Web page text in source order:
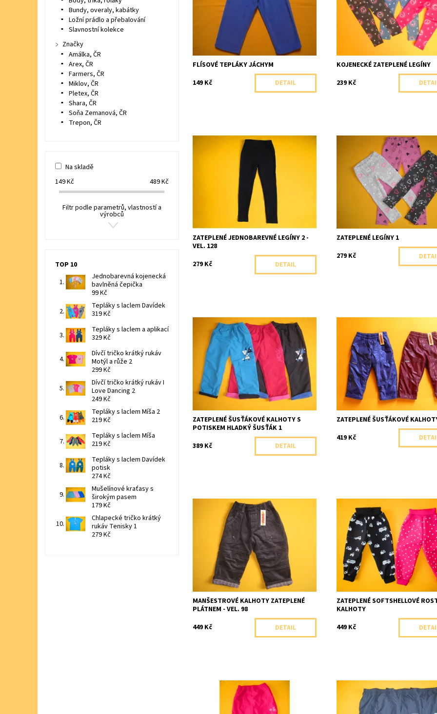
FLÍSOVÉ TEPLÁKY JÁCHYM
149 Kč
DETAIL
Značka:
Arex, ČR
KOJENECKÉ ZATEPLENÉ LEGÍNY
239 Kč
Jednobarevné zateplené legíny s
vysokým podílem bavlny.
Skladem 1 ks
Arex, ČR
ZATEPLENÉ JEDNOBAREVNÉ LEGÍNY 2 -
VEL. 128
279 Kč
DETAIL
Zateplené legíny s vysokým
bavlny zdobené potiskem.
Dostupnost:
Skladem 1 ks
Značka:
Arex, ČR
ZATEPLENÉ LEGÍNY 1
279 Kč
Praktické zateplené šusťákové kalhoty
fleesem, zdobené potiskem.
Dostupnost:
Skladem 1 ks
Značka:
Arex, ČR
ZATEPLENÉ ŠUSŤÁKOVÉ KALHOTY S
POTISKEM HLADKÝ ŠUSŤÁK 1
389 Kč
DETAIL
Šusťákové kalhoty podšité flísem
Dostupnost:
Skladem 1 ks
Značka:
Shara, ČR
ZATEPLENÉ ŠUSŤÁKOVÉ
419 Kč
Zateplené manšestrové kalhoty s
plátěnou podšívkou.
Dostupnost:
Skladem 1 ks
Shara, ČR
MANŠESTROVÉ KALHOTY ZATEPLENÉ
PLÁTNEM - VEL. 98
449 Kč
DETAIL
Zateplené softshellové rostoucí
pro nejmenší s reflexními prvky
Dostupnost:
Skladem 1 ks
Značka:
Arex, ČR
ZATEPLENÉ SOFTSHELLOVÉ
KALHOTY
449 Kč
Šusťákové kalhoty do pasu s potiskem
zateplené flísem.
Praktické zateplené šusťákové
fleesem, zdobené nášivkou.
Bundy, overaly, kabátky
Ložní prádlo a přebalování
Slavnostní kolekce
Značky
Amálka, ČR
Arex, ČR
Farmers, ČR
Miklov, ČR
Pletex, ČR
Shara, ČR
Soňa Zemanová, ČR
Trepon, ČR
Na skladě
149Kč 489Kč
Filtr podle parametrů, vlastností a
výrobců
TOP 10
Jednobarevná kojenecká
bavlněná čepička
99 Kč
Tepláky s laclem Davídek
319 Kč
Tepláky s laclem a aplikací
329 Kč
Dívčí tričko krátký rukáv
Motýl a růže 2
299 Kč
Dívčí tričko krátký rukáv I
Love Dancing 2
249 Kč
Tepláky s laclem Míša 2
219 Kč
Tepláky s laclem Míša
219 Kč
Tepláky s laclem Davídek
potisk
274 Kč
Mušelínové kraťasy s
širokým pasem
179 Kč
Chlapecké tričko krátký
rukáv Tenisky 1
279 Kč